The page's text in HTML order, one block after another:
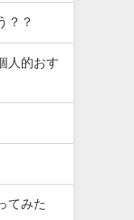
？？
人的おす
てみた